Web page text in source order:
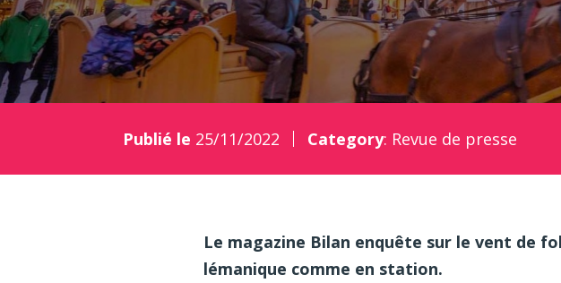
Publié le 25/11/2022 Category: Revue de presse
Le magazine Bilan enquête sur le vent de
lémanique comme en station.